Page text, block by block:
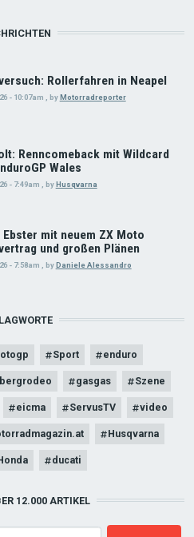
Rollerfahren in Neapel
- 10:07am byMotorradreporter
Renncomeback mit Wildcard
Wales
- 7:49am , by Husqvarna
Ebster mit neuem ZX Moto
und großen Plänen
- 7:58am , byDaniele Alessandro
Sport enduro
gasgas Szene
eicma ServusTV video
Husqvarna
ducati
12.000 ARTIKEL